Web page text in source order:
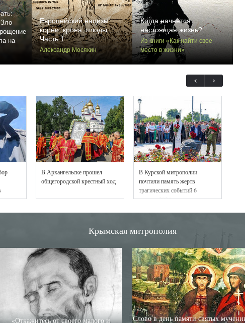
на
Когда начнется
настоящая жизнь?
Из книги «Как найти свое
место в жизни​»
Европейский нацизм:
корни, крона, плоды.
Часть 1
Александр Мосякин
‹ ›
В Архангельске прошел
общегородской крестный ход
В Курской митрополии
почтили память жертв
трагических событий 6
августа 2024 года
Крымская митрополия
«Откажитесь от своего малого и
Слово в день памяти святых